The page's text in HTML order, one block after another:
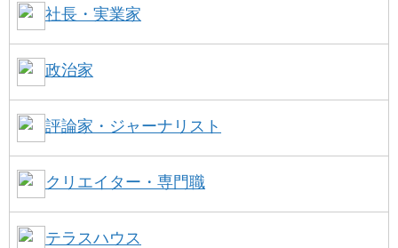
社長・実業家
政治家
評論家・ジャーナリスト
クリエイター・専門職
テラスハウス